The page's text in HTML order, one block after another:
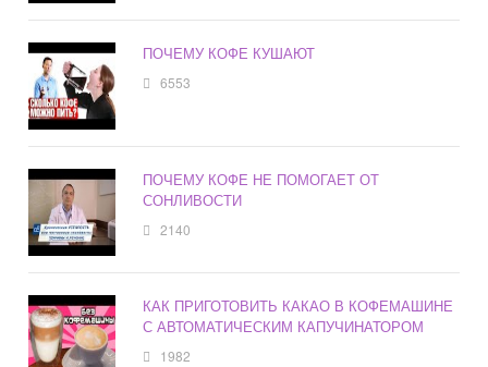
ПОЧЕМУ КОФЕ КУШАЮТ
6553
ПОЧЕМУ КОФЕ НЕ ПОМОГАЕТ ОТ
СОНЛИВОСТИ
2140
КАК ПРИГОТОВИТЬ КАКАО В КОФЕМАШИНЕ
С АВТОМАТИЧЕСКИМ КАПУЧИНАТОРОМ
1982